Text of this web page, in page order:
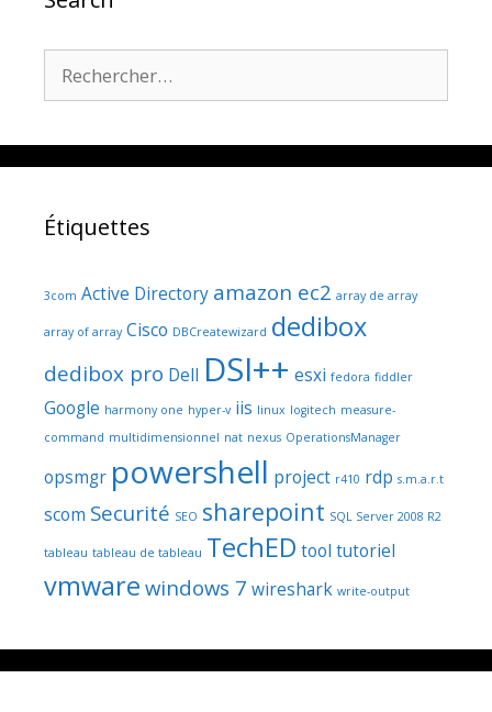
Étiquettes
3com Active Directory amazon ec2 array de array
array of array Cisco DBCreatewizard dedibox
dedibox pro Dell DSI++ esxi fedora fiddler
Google harmony one hyper-v iis linux logitech measure-
command multidimensionnel nat nexus OperationsManager
opsmgr powershell project r410 rdp s.m.a.r.t
scom Securité SEO sharepoint SQL Server 2008 R2
tableau tableau de tableau TechED tool tutoriel
vmware windows 7 wireshark write-output